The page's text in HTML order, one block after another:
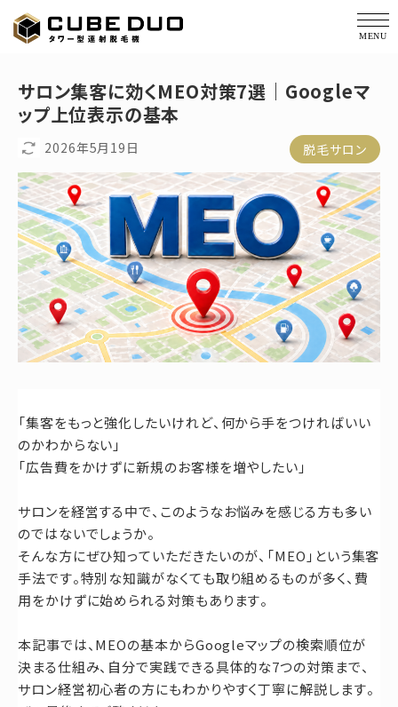
価格・仕様
サポート
コラム
会社概要
導入実績
お役立ち資料
サロン集客に効くMEO対策7選｜Googleマ
ップ上位表示の基本
2026年5月19日 脱毛サロン
「集客をもっと強化したいけれど、何から手をつければいい
のかわからない」
「広告費をかけずに新規のお客様を増やしたい」
サロンを経営する中で、このようなお悩みを感じる方も多い
のではないでしょうか。
そんな方にぜひ知っていただきたいのが、「MEO」という集客
手法です。特別な知識がなくても取り組めるものが多く、費
用をかけずに始められる対策もあります。
本記事では、MEOの基本からGoogleマップの検索順位が
決まる仕組み、自分で実践できる具体的な7つの対策まで、
サロン経営初心者の方にもわかりやすく丁寧に解説します。